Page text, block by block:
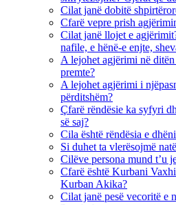
Cilat janë dobitë
Cfarë vepre prish
Cilat janë llojet e
nafile, e hënë-e enjte,
A lejohet agjërimi në
premte?
A lejohet agjërimi i
përditshëm?
Çfarë rëndësie ka syfyri
së saj?
Cila është rëndësia e
Si duhet ta vlerësojmë
Cilëve persona mund t’u
Cfarë është Kurbani
Kurban Akika?
Cilat janë pesë vecoritë e